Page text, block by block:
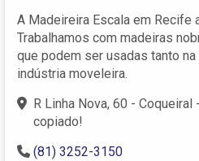
A Madeireira Escala em Recife
Trabalhamos com madeiras
que podem ser usadas tanto
indústria moveleira.
R Linha Nova, 60 - Coqueiral
copiado!
(81) 3252-3150